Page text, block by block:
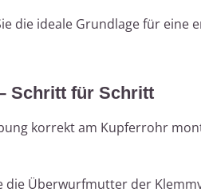
die ideale Grundlage für eine
Schritt für Schritt
korrekt am Kupferrohr
die Überwurfmutter der